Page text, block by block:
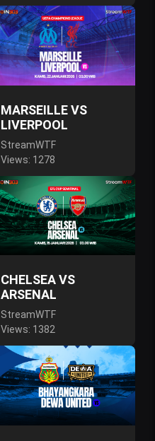
MARSEILLE VS
LIVERPOOL
StreamWTF
Views: 1278
CHELSEA VS
ARSENAL
StreamWTF
Views: 1382